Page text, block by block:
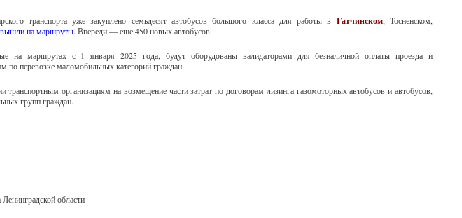
транспорта уже закуплено семьдесят автобусов большого класса для работы в Гатчинском, Тосненском,
вышли на маршруты. Впереди — еще 450 новых автобусов.
на маршрутах с 1 января 2025 года, будут оборудованы валидаторами для безналичной оплаты проезда и
по перевозке маломобильных категорий граждан.
транспортным организациям на возмещение части затрат по договорам лизинга газомоторных автобусов и автобусов,
групп граждан.
области